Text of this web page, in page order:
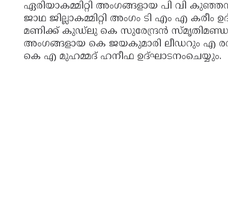
ഏരിയാകമ്മിറ്റി അംഗങ്ങളായ പി വി
ജാഥ ജില്ലാകമ്മിറ്റി അംഗം ടി എം എ
മണിക്ക് കുഡ്‌ലു കെ സുരേന്ദ്രൻ സ്‌മൃതിമണ്ഡപ
അംഗങ്ങളായ കെ ജയകുമാരി ലീഡറും എ
കെ എ മുഹമ്മദ് ഹനീഫ ഉദ്ഘാടനംചെയ്യും.